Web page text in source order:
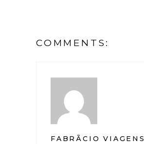
COMMENTS:
FABRÃ­CIO VIAGENS